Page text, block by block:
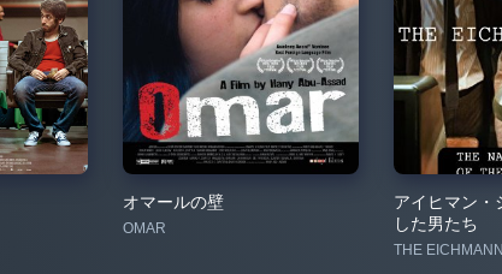
オマールの壁
OMAR
アイヒマン・
した男たち
THE